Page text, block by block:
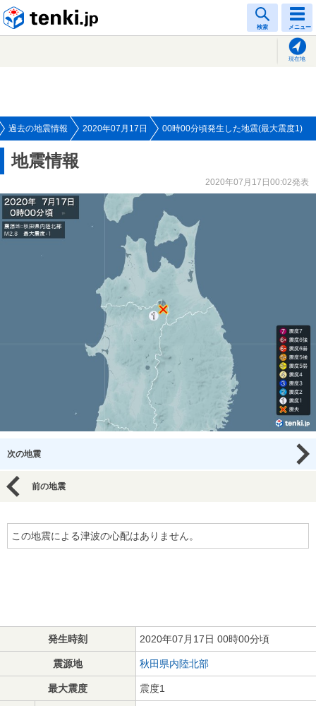
検索 メニュー
現在地
過去の地震情報 2020年07月17日 00時00分頃発生した地震(最大震度1)
地震情報
2020年07月17日00:02発表
次の地震
前の地震
この地震による津波の心配はありません。
発生時刻 2020年07月17日 00時00分頃
震源地 秋田県内陸北部
最大震度 震度1